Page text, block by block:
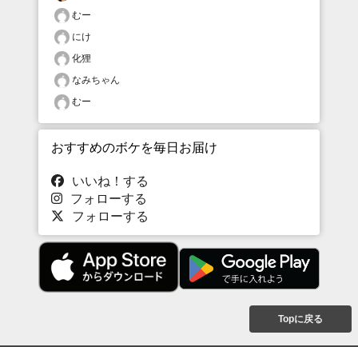
むー
にけ
化狸
なみちゃん
むー
おすすめのボケを毎日お届け
いいね！する
フォローする
フォローする
Topに戻る